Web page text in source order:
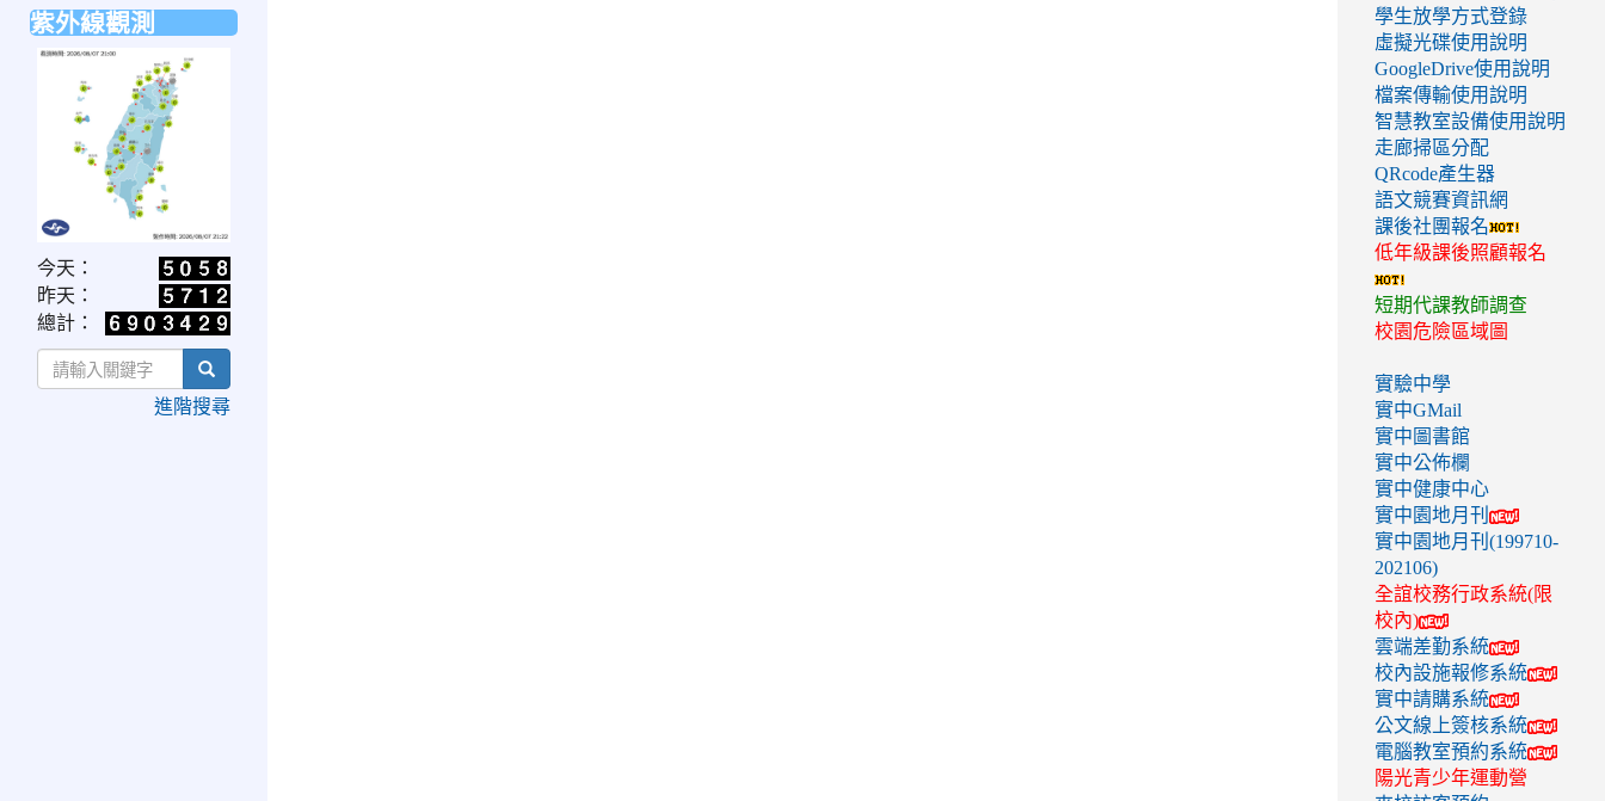
紫外線觀測
link
to
https://www.cwa.gov.tw/V8/C/W/OBS_UVI.html
今天：
昨天：
總計：
search
進階搜尋
學生放學方式登錄
虛擬光碟使用說明
GoogleDrive使用說明
檔案傳輸使用說明
智慧教室設備使用說明
走廊掃區分配
QRcode產生器
語文競賽資訊網
課後社團報名
低年級課後照顧報名
短期代課教師調查
校園危險區域圖
實驗中學
實中GMail
實中圖書館
實中公佈欄
實中健康中心
實中園地月刊
實中園地月刊(199710-
202106)
全誼校務行政系統(限
校內)
雲端差勤系統
校內設施報修系統
實中請購系統
公文線上簽核系統
電腦教室預約系統
陽光青少年運動營